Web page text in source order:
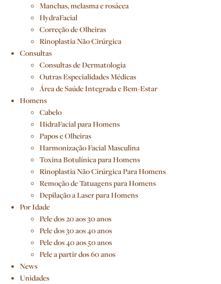
Manchas, melasma e rosácea
HydraFacial
Correção de Olheiras
Rinoplastia Não Cirúrgica
Consultas
Consultas de Dermatologia
Outras Especialidades Médicas
Área de Saúde Integrada e Bem-Estar
Homens
Cabelo
HidraFacial para Homens
Papos e Olheiras
Harmonização Facial Masculina
Toxina Botulínica para Homens
Rinoplastia Não Cirúrgica Para Homens
Remoção de Tatuagens para Homens
Depilação a Laser para Homens
Por Idade
Pele dos 20 aos 30 anos
Pele dos 30 aos 40 anos
Pele dos 40 aos 50 anos
Pele a partir dos 60 anos
News
Unidades